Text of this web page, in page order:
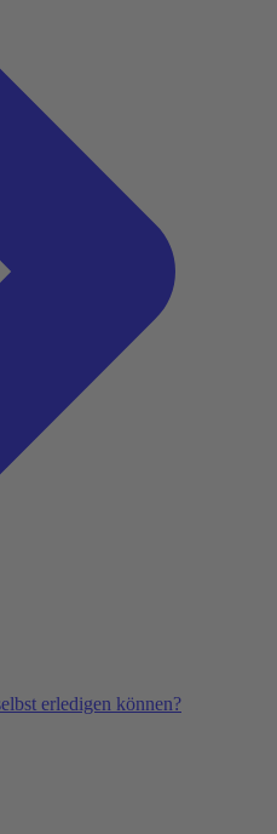
erledigen können?